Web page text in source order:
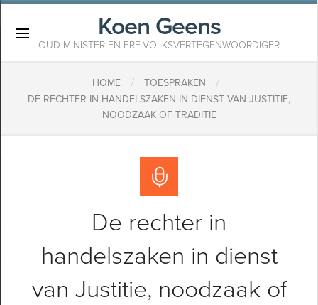
Koen Geens
OUD-MINISTER EN ERE-VOLKSVERTEGENWOORDIGER
HOME / TOESPRAKEN /
DE RECHTER IN HANDELSZAKEN IN DIENST VAN JUSTITIE,
NOODZAAK OF TRADITIE
De rechter in
handelszaken in dienst
van Justitie, noodzaak of